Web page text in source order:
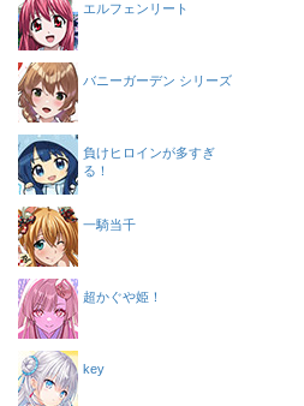
エルフェンリート
バニーガーデン シリーズ
負けヒロインが多すぎ
る！
一騎当千
超かぐや姫！
key